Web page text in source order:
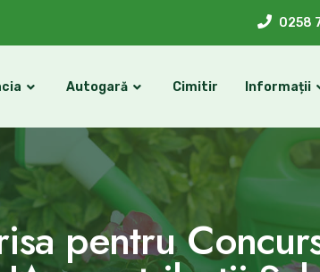
0258
Autogară Cimitir Informații
pentru